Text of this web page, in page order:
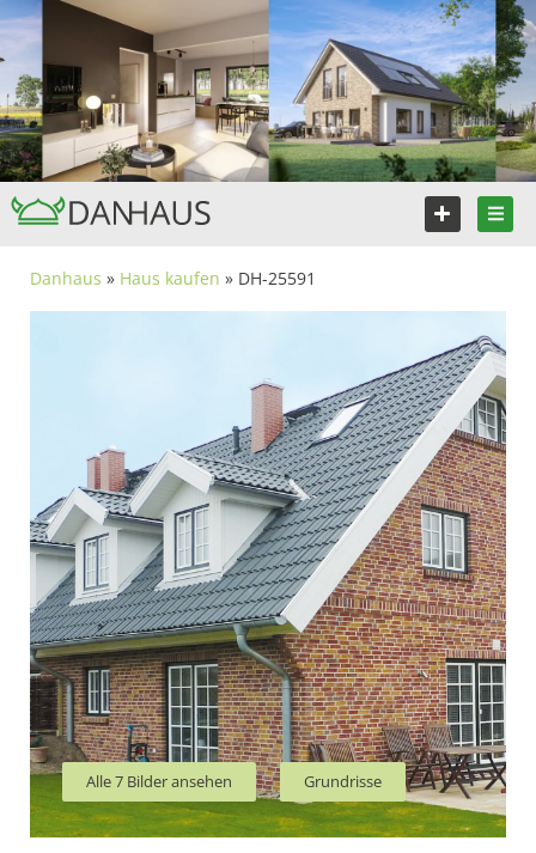
Danhaus » Haus kaufen » DH-25591
Alle 7 Bilder ansehen Grundrisse